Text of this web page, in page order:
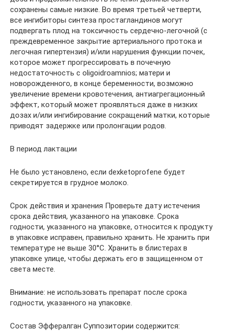
сохранены самые низкие. Во время третьей четверти,
все ингибиторы синтеза простагландинов могут
подвергать плод на токсичность сердечно-легочной (с
преждевременное закрытие артериального протока и
легочная гипертензия) и/или нарушения функции почек,
которое может прогрессировать в почечную
недостаточность с oligoidroamnios; матери и
новорожденного, в конце беременности, возможно
увеличение времени кровотечения, антиагрегационный
эффект, который может проявляться даже в низких
дозах и/или ингибирование сокращений матки, которые
приводят задержке или пролонгации родов.
В период лактации
Не было установлено, если dexketoprofene будет
секретируется в грудное молоко.
Срок действия и хранения Проверьте дату истечения
срока действия, указанного на упаковке. Срока
годности, указанного на упаковке, относится к продукту
в упаковке исправен, правильно хранить. Не хранить при
температуре не выше 30°C. Хранить в блистерах в
упаковке улице, чтобы держать его в защищенном от
света месте.
Внимание: не использовать препарат после срока
годности, указанного на упаковке.
Состав Эффералган Суппозитории содержится: